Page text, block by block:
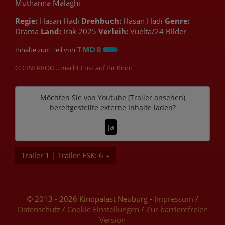
Muthanna Malaghi
Regie: Hasan Hadi Drehbuch: Hasan Hadi Genre:
Drama Land: Irak 2025 Verleih: Vuelta/24 Bilder
Inhalte zum Teil von
© CINEPROG ...macht Lust auf Ihr Kino!
Möchten Sie von Youtube (Trailer ansehen)
bereitgestellte externe Inhalte laden?
Ja
Trailer 1 | Trailer-FSK: 6
© 2013 - 2026 Kinopalast Neuburg - Impressum /
Datenschutz/ Cookie Einstellungen / Zur barrierefreien
Version